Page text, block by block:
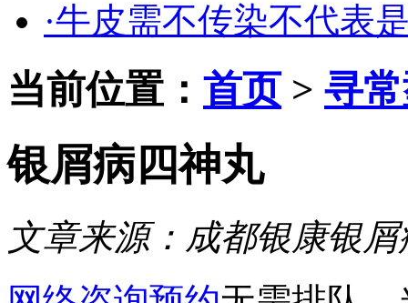
·牛皮需不传染不代表
当前位置： 首页> 寻
银屑病四神丸
文章来源： 成都银康银